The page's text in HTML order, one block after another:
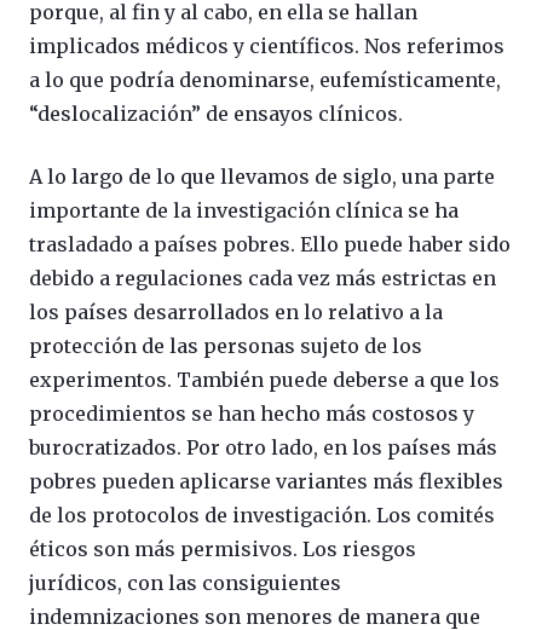
porque, al fin y al cabo, en ella se hallan
implicados médicos y científicos. Nos referimos
a lo que podría denominarse, eufemísticamente,
“deslocalización” de ensayos clínicos.
A lo largo de lo que llevamos de siglo, una parte
importante de la investigación clínica se ha
trasladado a países pobres. Ello puede haber sido
debido a regulaciones cada vez más estrictas en
los países desarrollados en lo relativo a la
protección de las personas sujeto de los
experimentos. También puede deberse a que los
procedimientos se han hecho más costosos y
burocratizados. Por otro lado, en los países más
pobres pueden aplicarse variantes más flexibles
de los protocolos de investigación. Los comités
éticos son más permisivos. Los riesgos
jurídicos, con las consiguientes
indemnizaciones son menores de manera que